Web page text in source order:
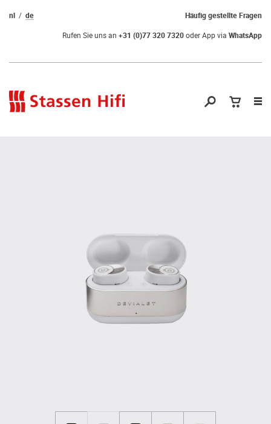
Häufig gestellte Fragen
nl de
Rufen Sie uns an +31 (0)77 320 7320oder App via WhatsApp